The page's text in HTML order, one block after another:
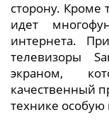
сторону. Кроме
идет
интернета.
телевизоры
экраном,
качественный
технике особую